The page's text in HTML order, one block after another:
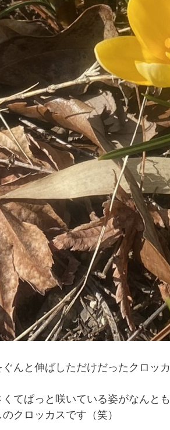
んと伸ばしただけだったクロッ
くてぱっと咲いている姿がなんと
クロッカスです（笑）